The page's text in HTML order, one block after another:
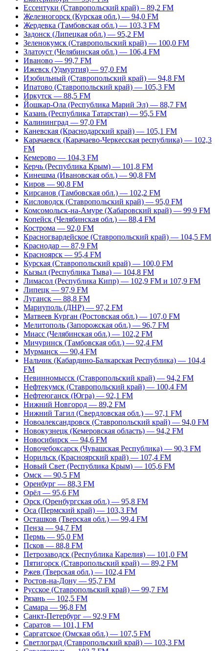
Ессентуки (Ставропольский край) – 89,2 FM
Железногорск (Курская обл.) — 94,0 FM
Жердевка (Тамбовская обл.) — 103,3 FM
Задонск (Липецкая обл.) — 95,2 FM
Зеленокумск (Ставропольский край) — 100,0 FM
Златоуст (Челябинская обл.) — 106,4 FM
Иваново — 99,7 FM
Ижевск (Удмуртия) — 97,0 FM
Изобильный (Ставропольский край) — 94,8 FM
Ипатово (Ставропольский край) — 105,3 FM
Иркутск — 88,5 FM
Йошкар-Ола (Республика Марий Эл) — 88,7 FM
Казань (Республика Татарстан) — 95,5 FM
Калининград — 97,0 FM
Каневская (Краснодарский край) — 105,1 FM
Карачаевск (Карачаево-Черкесская республика) — 102,3
FM
Кемерово — 104,3 FM
Керчь (Республика Крым) — 101,8 FM
Кинешма (Ивановская обл.) — 90,8 FM
Киров — 90,8 FM
Кирсанов (Тамбовская обл.) — 102,2 FM
Кисловодск (Ставропольский край) — 95,0 FM
Комсомольск-на-Амуре (Хабаровский край) — 99,9 FM
Копейск (Челябинская обл.) — 88,4 FM
Кострома — 92,0 FM
Красногвардейское (Ставропольский край) — 104,5 FM
Краснодар — 87,9 FM
Красноярск — 95,4 FM
Курская (Ставропольский край) — 100,0 FM
Кызыл (Республика Тыва) — 104,8 FM
Лимасол (Республика Кипр) — 102,9 FM и 107,9 FM
Липецк — 97,9 FM
Луганск — 88,8 FM
Мариуполь (ДНР) — 97,2 FM
Матвеев Курган (Ростовская обл.) — 107,0 FM
Мелитополь (Запорожская обл.) — 96,7 FM
Миасс (Челябинская обл.) — 102,2 FM
Мичуринск (Тамбовская обл.) — 92,4 FM
Мурманск — 90,4 FM
Нальчик (Кабардино-Балкарская Республика) — 104,4
FM
Невинномысск (Ставропольский край) — 94,2 FM
Нефтекумск (Ставропольский край) — 100,4 FM
Нефтеюганск (Югра) — 92,1 FM
Нижний Новгород — 89,2 FM
Нижний Тагил (Свердловская обл.) — 97,1 FM
Новоалександровск (Ставропольский край) — 94,0 FM
Новокузнецк (Кемеровская область) — 94,2 FM
Новосибирск — 94,6 FM
Новочебоксарск (Чувашская Республика) — 90,3 FM
Норильск (Красноярский край) — 107,4 FM
Новый Свет (Республика Крым) — 105,6 FM
Омск — 90,5 FM
Оренбург — 88,3 FM
Орёл — 95,6 FM
Орск (Оренбургская обл.) — 95,8 FM
Оса (Пермский край) — 103,3 FM
Осташков (Тверская обл.) — 99,4 FM
Пенза — 94,7 FM
Пермь — 95,0 FM
Псков — 88,8 FM
Петрозаводск (Республика Карелия) — 101,0 FM
Пятигорск (Ставропольский край) — 89,2 FM
Ржев (Тверская обл.) — 102,4 FM
Ростов-на-Дону — 95,7 FM
Русское (Ставропольский край) — 99,7 FM
Рязань — 102,5 FM
Самара — 96,8 FM
Санкт-Петербург — 92,9 FM
Саратов — 101,1 FM
Саргатское (Омская обл.) — 107,5 FM
Светлоград (Ставропольский край) — 103,3 FM